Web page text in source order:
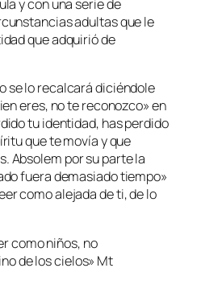
y con una serie de
adultas que le
que adquirió de
se lo recalcará diciéndole
eres, no te reconozco» en
tu identidad, has perdido
que te movía y que
Absolem por su parte la
fuera demasiado tiempo»
como alejada de ti, de lo
como niños, no
de los cielos» Mt